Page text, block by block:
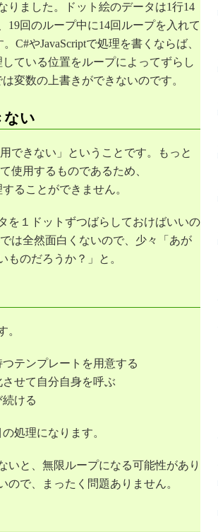
>
>
>
>
+ 1"/>
りました。ドット絵のデータは1行14
19回のループ中に14回ループを入れて
C#やJavaScriptで処理を書くならば、
ている位置をループによってずらし
変数の上書きができないのです。
ない
できない」ということです。もっと
使用するものであるため、
ることができません。
を１ドットずつばらしておけばいいの
は全然面白くないので、少々「あが
ものだろうか？」と。
。
テンプレートを用意する
せて自分自身を呼ぶ
ける
処理になります。
いと、無限ループになる可能性があり
で、まったく問題ありません。